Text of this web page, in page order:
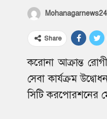
Mohanagarnews24
Share
করোনা আক্রান্ত
সেবা কার্যক্রম
সিটি করপোরশনের